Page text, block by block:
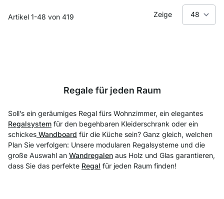
Artikel 1-48 von 419 Zeige
Regale für jeden Raum
Soll’s ein geräumiges Regal fürs Wohnzimmer, ein elegantes
Regalsystem für den begehbaren Kleiderschrank oder ein
schickes Wandboard für die Küche sein? Ganz gleich, welchen
Plan Sie verfolgen: Unsere modularen Regalsysteme und die
große Auswahl an Wandregalen aus Holz und Glas garantieren,
dass Sie das perfekte Regal für jeden Raum finden!